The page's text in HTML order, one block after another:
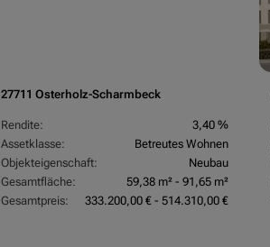
27711 Osterholz-Scharmbeck
Rendite:
3,40 %
Assetklasse:
Betreutes Wohnen
Objekteigenschaft:
Neubau
Gesamtfläche:
59,38 m² - 91,65 m²
Gesamtpreis:
333.200,00 € - 514.310,00 €